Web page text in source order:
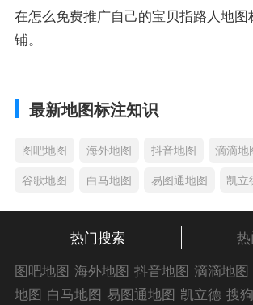
在怎么免费推广自己的宝贝指路人地
铺。
最新地图标注知识
图吧地图 海外地图 抖音地图 滴滴地
谷歌地图
白马地图 易图通地图 凯立
热门搜索
图吧地图 海外地图 抖音地图 滴滴地图
地图 白马地图 易图通地图 凯立德 搜